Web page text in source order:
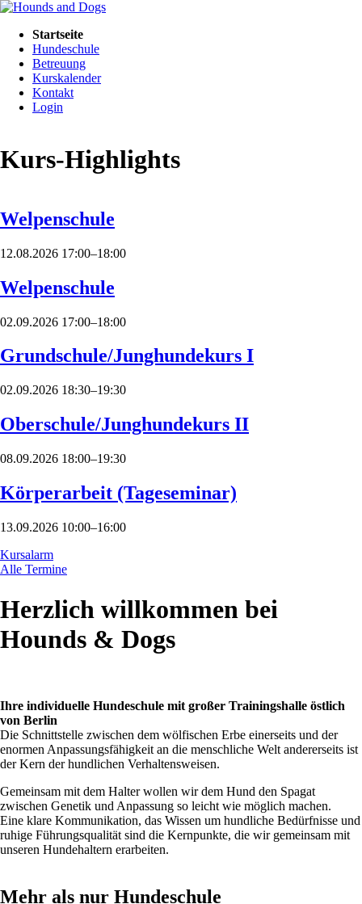
überspringen
Startseite
Hundeschule
Betreuung
Kurskalender
Kontakt
Login
Kurs-Highlights
Welpenschule
12.08.2026 17:00–18:00
Welpenschule
02.09.2026 17:00–18:00
Grundschule/Junghundekurs I
02.09.2026 18:30–19:30
Oberschule/Junghundekurs II
08.09.2026 18:00–19:30
Körperarbeit (Tageseminar)
13.09.2026 10:00–16:00
Kursalarm
Alle Termine
Herzlich willkommen bei
Hounds & Dogs
Ihre individuelle Hundeschule mit großer Trainingshalle östlich
von Berlin
Die Schnittstelle zwischen dem wölfischen Erbe einerseits und der
enormen Anpassungsfähigkeit an die menschliche Welt andererseits ist
der Kern der hundlichen Verhaltensweisen.
Gemeinsam mit dem Halter wollen wir dem Hund den Spagat
zwischen Genetik und Anpassung so leicht wie möglich machen.
Eine klare Kommunikation, das Wissen um hundliche Bedürfnisse und
ruhige Führungsqualität sind die Kernpunkte, die wir gemeinsam mit
unseren Hundehaltern erarbeiten.
Mehr als nur Hundeschule